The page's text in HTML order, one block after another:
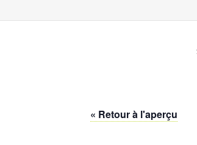
« Retour à l'aperçu